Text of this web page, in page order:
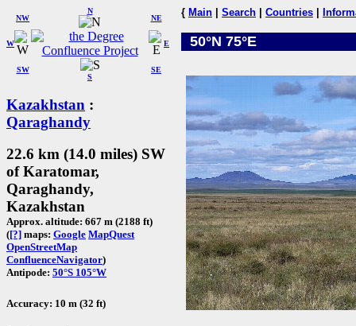
W
NW
N
NE
SW
S
SE
E
Kazakhstan :
Qaraghandy
22.6 km (14.0 miles) SW
of Karatomar,
Qaraghandy,
Kazakhstan
Approx. altitude: 667 m (2188 ft)
([?] maps: Google MapQuest
OpenStreetMap
ConfluenceNavigator)
Antipode: 50°S 105°W
Accuracy: 10 m (32 ft)
{ Main Search Countries
50°N 75°E